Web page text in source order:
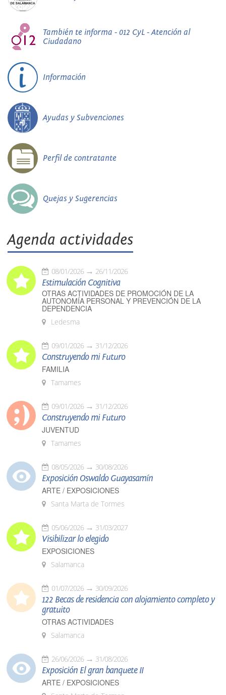
También te informa - 012 CyL - Atención al
Ciudadano
Información
Ayudas y Subvenciones
Perfil de contratante
Quejas y Sugerencias
Agenda actividades
08/01/2026 26/11/2026
Estimulación Cognitiva
OTRAS ACTIVIDADES DE PROMOCIÓN DE LA
AUTONOMÍA PERSONAL Y PREVENCIÓN DE LA
DEPENDENCIA
Ledesma
09/01/2026 31/12/2026
Construyendo mi Futuro
FAMILIA
Tamames
09/01/2026 31/12/2026
Construyendo mi Futuro
JUVENTUD
Tamames
08/05/2026 30/08/2026
Exposición Oswaldo Guayasamín
ARTE / EXPOSICIONES
Santa Marta de Tormes
05/06/2026 31/03/2027
Visibilizar lo elegido
EXPOSICIONES
Salamanca
01/07/2026 30/09/2026
122 Becas de residencia con alojamiento completo y
gratuito
OTRAS ACTIVIDADES
Salamanca
26/06/2026 31/08/2026
Exposición El gran banquete II
ARTE / EXPOSICIONES